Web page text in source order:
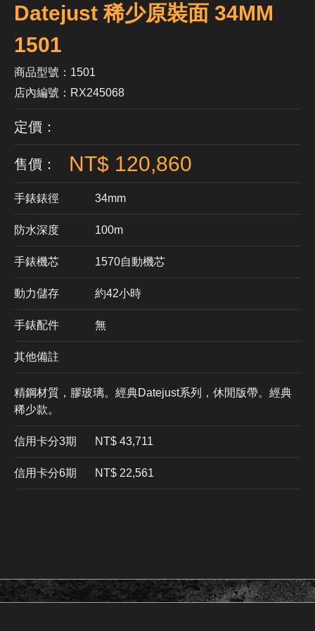
Datejust 稀少原裝面 34MM
1501
商品型號：1501
店內編號：RX245068
定價：
售價： NT$ 120,860
手錶錶徑 34mm
防水深度 100m
手錶機芯 ​1570自動機芯
動力儲存 約42小時
手錶配件 無
其他備註
精鋼材質，膠玻璃。經典Datejust系列，休閒版帶。經典
稀少款。
信用卡分3期 ​NT$ 43,711
信用卡分6期 NT$ 22,561